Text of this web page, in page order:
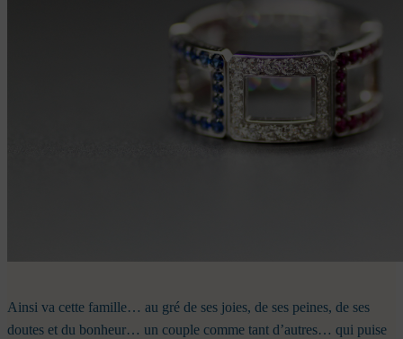
Ainsi va cette famille… au gré de ses joies, de ses peines, de ses
doutes et du bonheur… un couple comme tant d’autres… qui puise